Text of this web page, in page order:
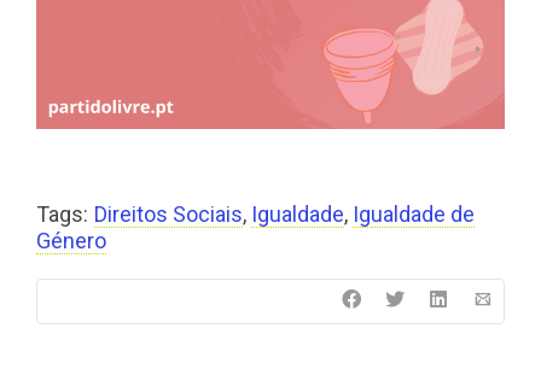
Tags: Direitos Sociais, Igualdade, Igualdade de
Género